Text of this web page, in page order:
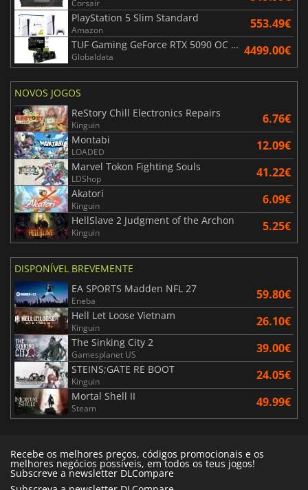
Corsair
PlayStation 5 Slim Standard
Amazon 553.49€
TUF Gaming GeForce RTX 5090 OC Edition 32GB
Globaldata 4499.00€
NOVOS JOGOS
ReStory Chill Electronics Repairs
Kinguin 6.76€
Montabi
LOADED 12.09€
Marvel Tokon Fighting Souls
LDShop 41.22€
Akatori
Kinguin 6.09€
HellSlave 2 Judgment of the Archon
Kinguin 5.25€
DISPONÍVEL BREVEMENTE
EA SPORTS Madden NFL 27
Eneba 59.80€
Hell Let Loose Vietnam
Kinguin 26.10€
The Sinking City 2
Gamesplanet US 39.00€
STEINS;GATE RE BOOT
Kinguin 24.05€
Mortal Shell II
Steam 49.99€
Recebe os melhores preços, códigos promocionais e os
melhores negócios possíveis, em todos os teus jogos!
Subscreve a newsletter DLCompare